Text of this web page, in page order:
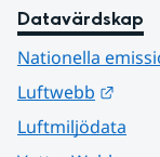
Datavärdskap
Nationella
Luftwebb
Luftmiljödata